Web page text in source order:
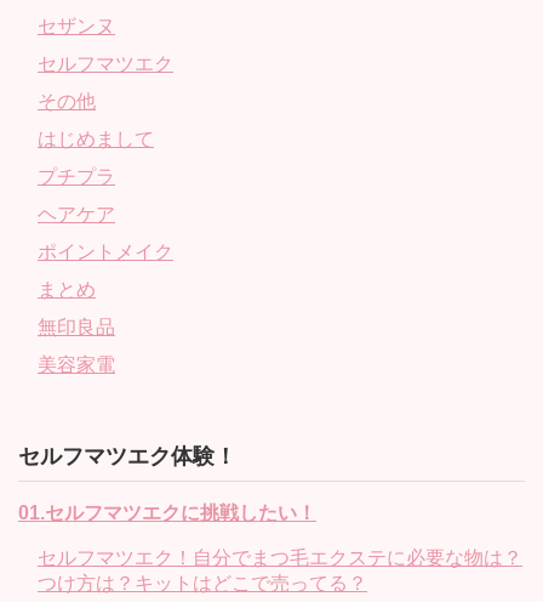
セザンヌ
セルフマツエク
その他
はじめまして
プチプラ
ヘアケア
ポイントメイク
まとめ
無印良品
美容家電
セルフマツエク体験！
01.セルフマツエクに挑戦したい！
セルフマツエク！自分でまつ毛エクステに必要な物は？
つけ方は？キットはどこで売ってる？